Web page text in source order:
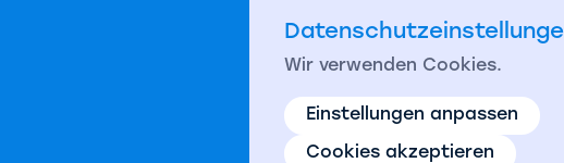
Wir verwenden Cookies.
Einstellungen anpassen
Cookies akzeptieren